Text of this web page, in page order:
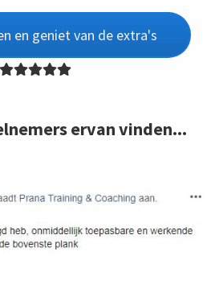
en geniet van de extra's
ervan vinden...